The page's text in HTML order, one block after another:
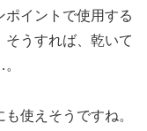
イントで使用する
そうすれば、乾いて
使えそうですね。